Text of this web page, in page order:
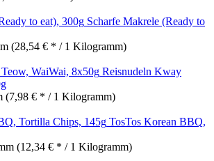
Scharfe Makrele (Ready to
(28,54 € * / 1 Kilogramm)
Reisnudeln Kway
(7,98 € * / 1 Kilogramm)
TosTos Korean BBQ,
(12,34 € * / 1 Kilogramm)